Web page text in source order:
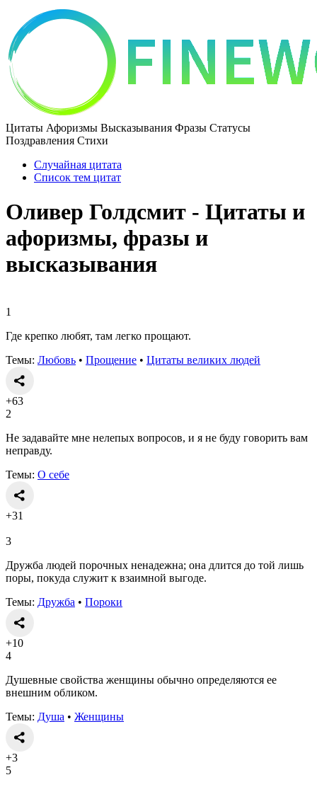
Цитаты Афоризмы Высказывания Фразы Статусы
Поздравления Стихи
Случайная цитата
Список тем цитат
Оливер Голдсмит - Цитаты и
афоризмы, фразы и
высказывания
1
Где крепко любят, там легко прощают.
Темы: Любовь • Прощение • Цитаты великих людей
+63
2
Не задавайте мне нелепых вопросов, и я не буду говорить вам
неправду.
Темы: О себе
+31
3
Дружба людей порочных ненадежна; она длится до той лишь
поры, покуда служит к взаимной выгоде.
Темы: Дружба • Пороки
+10
4
Душевные свойства женщины обычно определяются ее
внешним обликом.
Темы: Душа • Женщины
+3
5